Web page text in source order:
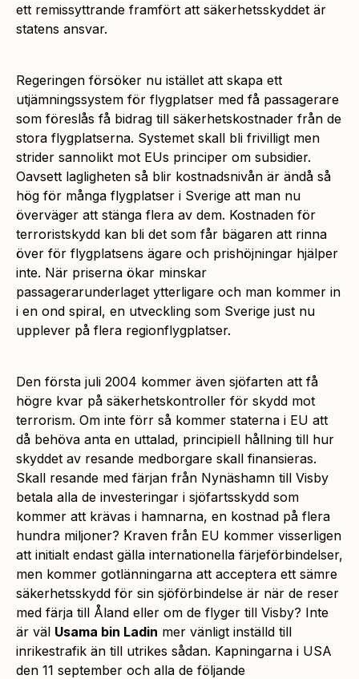
ett remissyttrande framfört att säkerhetsskyddet är
statens ansvar.
Regeringen försöker nu istället att skapa ett
utjämningssystem för flygplatser med få passagerare
som föreslås få bidrag till säkerhetskostnader från de
stora flygplatserna. Systemet skall bli frivilligt men
strider sannolikt mot EUs principer om subsidier.
Oavsett lagligheten så blir kostnadsnivån är ändå så
hög för många flygplatser i Sverige att man nu
överväger att stänga flera av dem. Kostnaden för
terroristskydd kan bli det som får bägaren att rinna
över för flygplatsens ägare och prishöjningar hjälper
inte. När priserna ökar minskar
passagerarunderlaget ytterligare och man kommer in
i en ond spiral, en utveckling som Sverige just nu
upplever på flera regionflygplatser.
Den första juli 2004 kommer även sjöfarten att få
högre kvar på säkerhetskontroller för skydd mot
terrorism. Om inte förr så kommer staterna i EU att
då behöva anta en uttalad, principiell hållning till hur
skyddet av resande medborgare skall finansieras.
Skall resande med färjan från Nynäshamn till Visby
betala alla de investeringar i sjöfartsskydd som
kommer att krävas i hamnarna, en kostnad på flera
hundra miljoner? Kraven från EU kommer visserligen
att initialt endast gälla internationella färjeförbindelser,
men kommer gotlänningarna att acceptera ett sämre
säkerhetsskydd för sin sjöförbindelse är när de reser
med färja till Åland eller om de flyger till Visby? Inte
är väl Usama bin Ladin mer vänligt inställd till
inrikestrafik än till utrikes sådan. Kapningarna i USA
den 11 september och alla de följande